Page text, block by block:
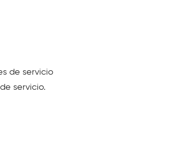
de servicio
servicio.